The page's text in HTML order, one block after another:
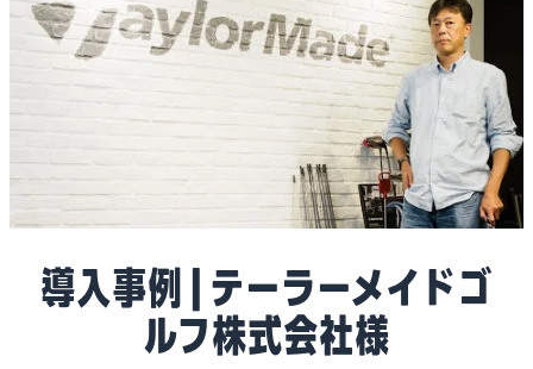
導入事例 | テーラーメイドゴ
ルフ株式会社様